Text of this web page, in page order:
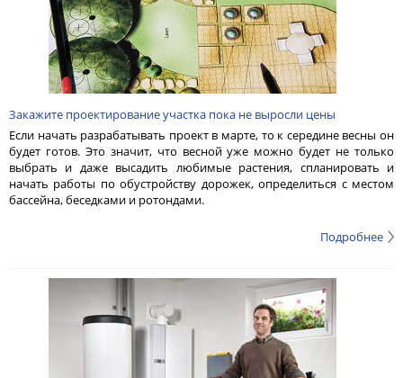
Закажите проектирование участка пока не выросли цены
Если начать разрабатывать проект в марте, то к середине весны он
будет готов. Это значит, что весной уже можно будет не только
выбрать и даже высадить любимые растения, спланировать и
начать работы по обустройству дорожек, определиться с местом
бассейна, беседками и ротондами.
Подробнее